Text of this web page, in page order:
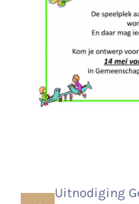
Uitnodiging